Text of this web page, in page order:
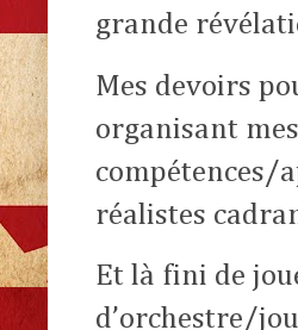
grande
Mes devoirs
organisant
compétences/
réalistes
Et là fini de
d’orchestre/